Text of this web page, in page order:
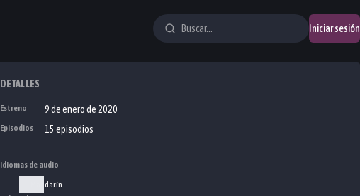
Iniciar sesión
DETALLES
Estreno 9 de enero de 2020
Episodios 15 episodios
Idiomas de audio
Mandarín